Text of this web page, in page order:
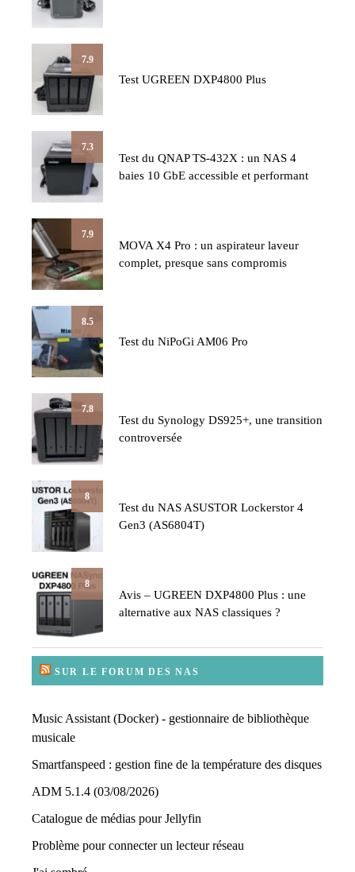
7.9
Test UGREEN DXP4800 Plus
7.3
Test du QNAP TS-432X : un NAS 4
baies 10 GbE accessible et performant
7.9
MOVA X4 Pro : un aspirateur laveur
complet, presque sans compromis
8.5
Test du NiPoGi AM06 Pro
7.8
Test du Synology DS925+, une transition
controversée
8
Test du NAS ASUSTOR Lockerstor 4
Gen3 (AS6804T)
8
Avis – UGREEN DXP4800 Plus : une
alternative aux NAS classiques ?
SUR LE FORUM DES NAS
Music Assistant (Docker) - gestionnaire de bibliothèque
musicale
Smartfanspeed : gestion fine de la température des disques
ADM 5.1.4 (03/08/2026)
Catalogue de médias pour Jellyfin
Problème pour connecter un lecteur réseau